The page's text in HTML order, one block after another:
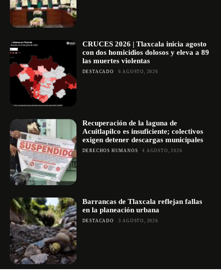
CRUCES 2026 | Tlaxcala inicia agosto
con dos homicidios dolosos y eleva a 89
las muertes violentas
DESTACADO 6 AGOSTO, 2026
Recuperación de la laguna de
Acuitlapilco es insuficiente; colectivos
exigen detener descargas municipales
DERECHOS HUMANOS 4 AGOSTO, 2026
Barrancas de Tlaxcala reflejan fallas
en la planeación urbana
DESTACADO 3 AGOSTO, 2026